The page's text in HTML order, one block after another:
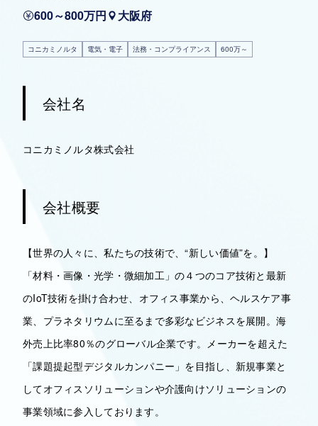
600～800万円 大阪府
コニカミノルタ 電気・電子 法務・コンプライアンス 600万～
会社名
コニカミノルタ株式会社
会社概要
【世界の人々に、私たちの技術で、“新しい価値”を。】
「材料・画像・光学・微細加工」の４つのコア技術と最新
のIoT技術を掛け合わせ、オフィス事業から、ヘルスケア事
業、プラネタリウムに至るまで多彩なビジネスを展開。海
外売上比率80％のグローバル企業です。メーカーを超えた
「課題提起型デジタルカンパニー」を目指し、新規事業と
してオフィスソリューションや介護向けソリューションの
事業領域に参入しております。